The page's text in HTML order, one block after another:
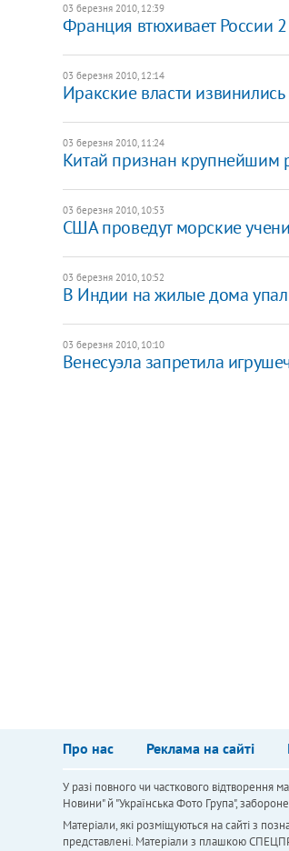
03 березня 2010, 12:39
Франция втюхивает России
03 березня 2010, 12:14
Иракские власти
03 березня 2010, 11:24
Китай признан крупнейшим
03 березня 2010, 10:53
США проведут морские
03 березня 2010, 10:52
В Индии на жилые дома
03 березня 2010, 10:10
Венесуэла запретила
Про нас Реклама на сайті
У разі повного чи часткового відтворення
Новини" й "Українська Фото Група",
Матеріали, які розміщуються на сайті з
представлені. Матеріали з плашкою